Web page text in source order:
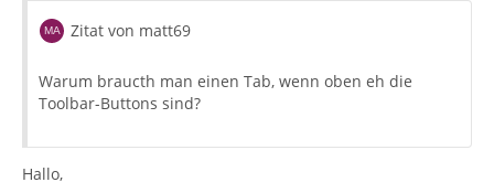
Zitat von matt69
Warum braucth man einen Tab, wenn oben eh die
Toolbar-Buttons sind?
Hallo,